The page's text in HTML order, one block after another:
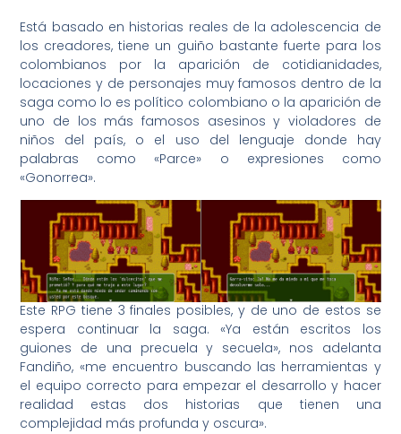
Está basado en historias reales de la adolescencia de
los creadores, tiene un guiño bastante fuerte para los
colombianos por la aparición de cotidianidades,
locaciones y de personajes muy famosos dentro de la
saga como lo es político colombiano o la aparición de
uno de los más famosos asesinos y violadores de
niños del país, o el uso del lenguaje donde hay
palabras como «Parce» o expresiones como
«Gonorrea».
Este RPG tiene 3 finales posibles, y de uno de estos se
espera continuar la saga. «Ya están escritos los
guiones de una precuela y secuela», nos adelanta
Fandiño, «me encuentro buscando las herramientas y
el equipo correcto para empezar el desarrollo y hacer
realidad estas dos historias que tienen una
complejidad más profunda y oscura».